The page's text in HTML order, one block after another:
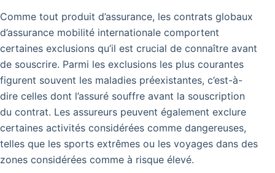
Comme tout produit d’assurance, les contrats globaux
d’assurance mobilité internationale comportent
certaines exclusions qu’il est crucial de connaître avant
de souscrire. Parmi les exclusions les plus courantes
figurent souvent les maladies préexistantes, c’est-à-
dire celles dont l’assuré souffre avant la souscription
du contrat. Les assureurs peuvent également exclure
certaines activités considérées comme dangereuses,
telles que les sports extrêmes ou les voyages dans des
zones considérées comme à risque élevé.